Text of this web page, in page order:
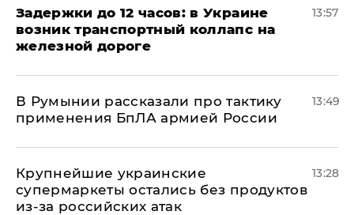
Задержки до 12 часов: в Украине
возник транспортный коллапс на
железной дороге
13:57
В Румынии рассказали про тактику
применения БпЛА армией России
13:49
Крупнейшие украинские
супермаркеты остались без продуктов
из-за российских атак
13:28